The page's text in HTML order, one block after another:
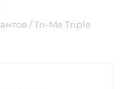
/ Tri-Me Triple